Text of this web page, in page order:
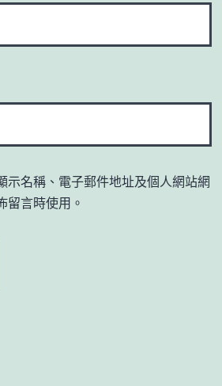
示名稱、電子郵件地址及個人網站網
留言時使用。